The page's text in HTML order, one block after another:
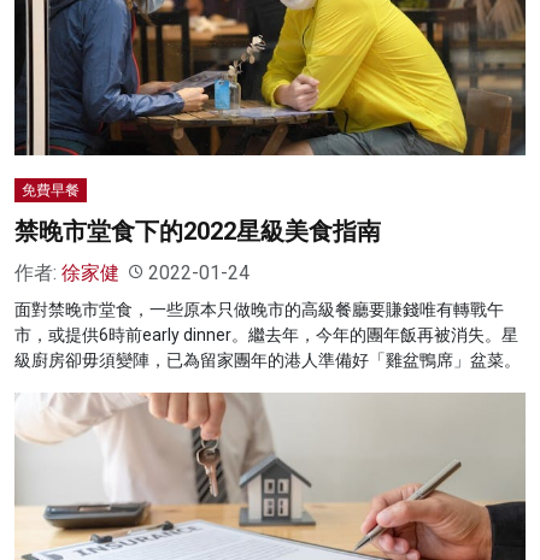
免費早餐
禁晚市堂食下的2022星級美食指南
作者: 徐家健 2022-01-24
面對禁晚市堂食，一些原本只做晚市的高級餐廳要賺錢唯有轉戰午
市，或提供6時前early dinner。繼去年，今年的團年飯再被消失。星
級廚房卻毋須變陣，已為留家團年的港人準備好「雞盆鴨席」盆菜。